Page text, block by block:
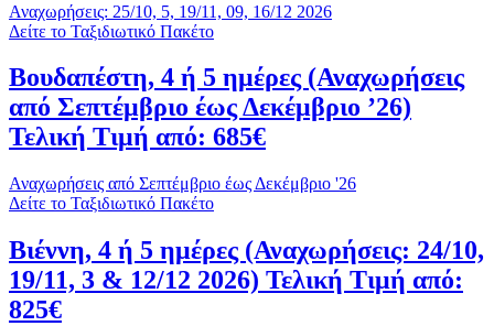
Αναχωρήσεις: 25/10, 5, 19/11, 09, 16/12 2026
Δείτε το Ταξιδιωτικό Πακέτο
Βουδαπέστη, 4 ή 5 ημέρες (Αναχωρήσεις
από Σεπτέμβριο έως Δεκέμβριο ’26)
Τελική Τιμή από: 685€
Αναχωρήσεις από Σεπτέμβριο έως Δεκέμβριο '26
Δείτε το Ταξιδιωτικό Πακέτο
Βιέννη, 4 ή 5 ημέρες (Αναχωρήσεις: 24/10,
19/11, 3 & 12/12 2026) Τελική Τιμή από:
825€